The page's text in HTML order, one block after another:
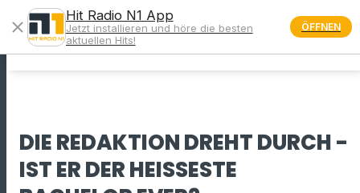
menu
DIE REDAKTION DREHT DURCH -
IST ER DER HEISSESTE B
close
Hit Radio N1 App
Jetzt installieren und höre die besten
aktuellen Hits!
ÖFFNEN